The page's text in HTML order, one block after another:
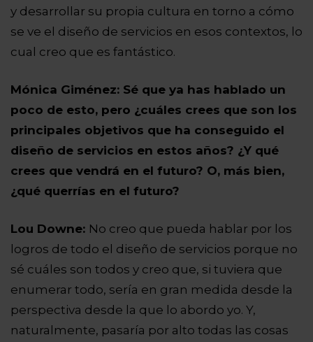
y desarrollar su propia cultura en torno a cómo
se ve el diseño de servicios en esos contextos, lo
cual creo que es fantástico.
Mónica Giménez: Sé que ya has hablado un
poco de esto, pero ¿cuáles crees que son los
principales objetivos que ha conseguido el
diseño de servicios en estos años? ¿Y qué
crees que vendrá en el futuro? O, más bien,
¿qué querrías en el futuro?
Lou Downe: No creo que pueda hablar por los
logros de todo el diseño de servicios porque no
sé cuáles son todos y creo que, si tuviera que
enumerar todo, sería en gran medida desde la
perspectiva desde la que lo abordo yo. Y,
naturalmente, pasaría por alto todas las cosas